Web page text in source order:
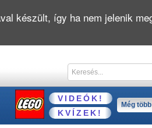
VIDEÓK!
KVÍZEK!
Még több
készült, így ha nem jelenik